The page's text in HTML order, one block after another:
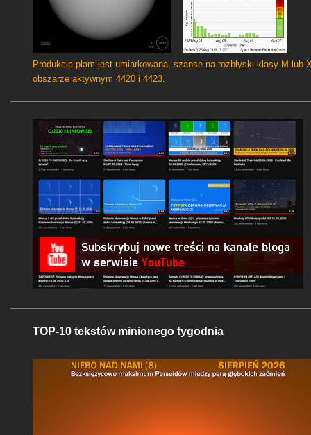
Produkcja plam jest umiarkowana, szanse na rozbłyski klasy M lub
obszarze aktywnym 4420 i 4423.
TOP-10 tekstów minionego tygodnia